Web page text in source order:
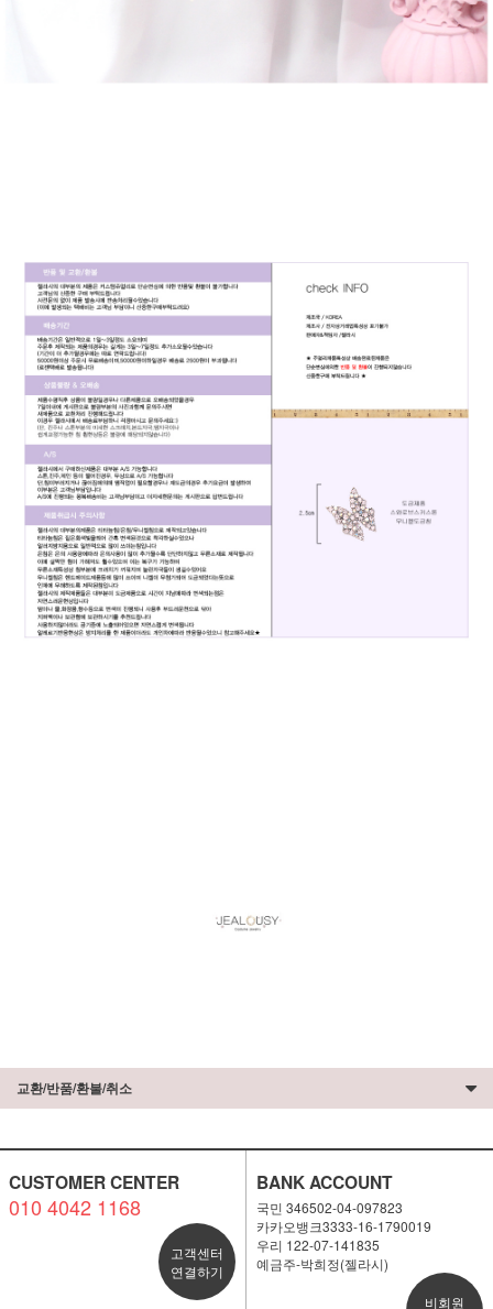
교환/반품/환불/취소
CUSTOMER CENTER
010 4042 1168
고객센터
연결하기
BANK ACCOUNT
국민 346502-04-097823
카카오뱅크3333-16-1790019
우리 122-07-141835
예금주-박희정(젤라시)
비회원